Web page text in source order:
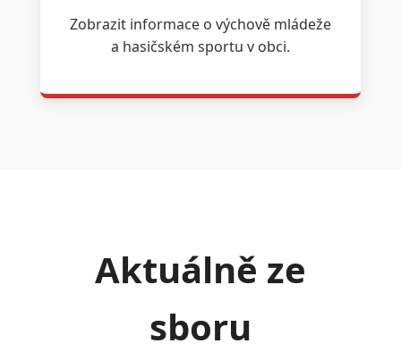
Zobrazit informace o výchově mládeže
a hasičském sportu v obci.
Aktuálně ze
sboru